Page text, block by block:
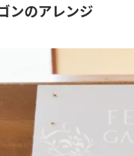
ンのアレンジ